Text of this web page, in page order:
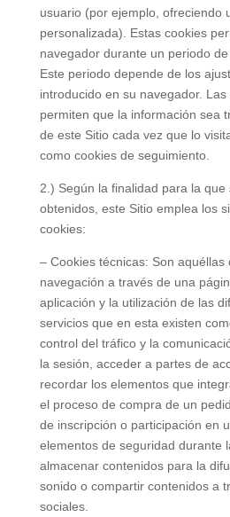
usuario (por ejemplo, ofreciendo
personalizada). Estas cookies
navegador durante un periodo
Este periodo depende de los
introducido en su navegador.
permiten que la información sea
de este Sitio cada vez que lo
como cookies de seguimiento.
2.) Según la finalidad para la
obtenidos, este Sitio emplea los
cookies:
– Cookies técnicas: Son aquéllas
navegación a través de una
aplicación y la utilización de las
servicios que en esta existen
control del tráfico y la
la sesión, acceder a partes de
recordar los elementos que
el proceso de compra de un
de inscripción o participación en
elementos de seguridad durante
almacenar contenidos para la
sonido o compartir contenidos a
sociales.